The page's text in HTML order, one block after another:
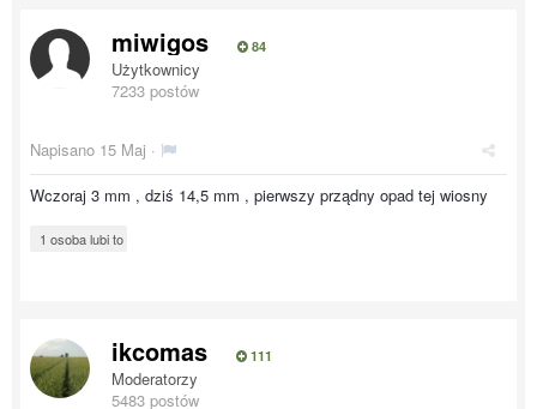
miwigos 84
Użytkownicy
7233 postów
Napisano 15 Maj ·
Wczoraj 3 mm , dziś 14,5 mm , pierwszy prządny opad tej wiosny
1 osoba lubi to
ikcomas 111
Moderatorzy
5483 postów